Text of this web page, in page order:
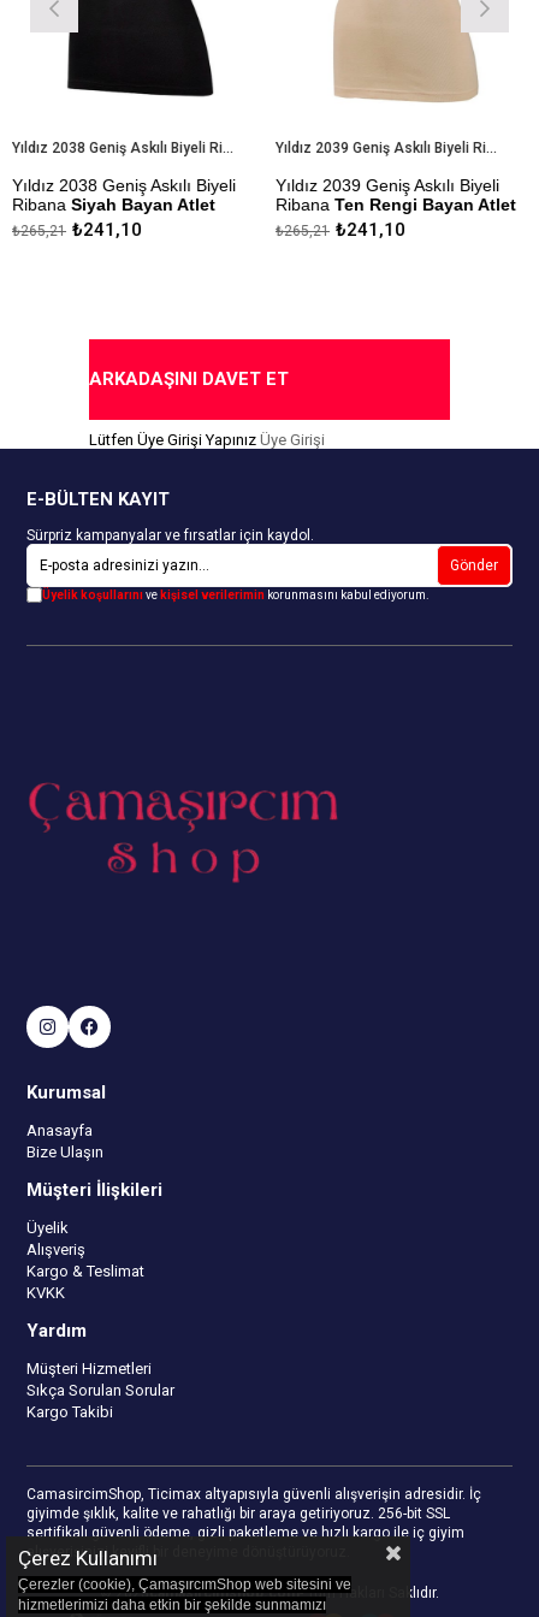
Yıldız 2038 Geniş Askılı Biyeli Ribana Siyah Bayan Atlet
2038 Geniş Askılı Biyeli
Siyah Bayan Atlet
Sanfor Testi
₺241,10
Yıldız 2039 Geniş Askılı Biyeli Ribana Ten Rengi Bayan Atlet
Yıldız 2039 Geniş Askılı Biyeli
RibanaTen Rengi Bayan Atlet
Çekmezlik Sanfor Testi
₺241,10
₺265,21
Body
ARKADAŞINI DAVET ET
Lütfen Üye Girişi Yapınız Üye Girişi
E-BÜLTEN KAYIT
Sürpriz kampanyalar ve fırsatlar için kaydol.
Gönder
Üyelik koşullarınıve kişisel verilerimin korunmasını kabul ediyorum.
Kurumsal
Anasayfa
Bize Ulaşın
Müşteri İlişkileri
Üyelik
Alışveriş
Kargo & Teslimat
KVKK
Yardım
Müşteri Hizmetleri
Sıkça Sorulan Sorular
Kargo Takibi
CamasircimShop, Ticimax altyapısıyla güvenli alışverişin adresidir. İç
giyimde şıklık, kalite ve rahatlığı bir araya getiriyoruz. 256-bit SSL
sertifikalı güvenli ödeme, gizli paketleme ve hızlı kargo ile iç giyim
alışverişinizi keyifli bir deneyime dönüştürüyoruz.
© 2023camasircimshop.com- Tüm Hakları Saklıdır.
Çerez Kullanımı
Çerezler (cookie), ÇamaşırcımShop web sitesini ve
hizmetlerimizi daha etkin bir şekilde sunmamızı